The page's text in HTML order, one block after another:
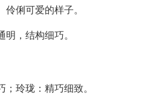
俐可爱的样子。
，结构细巧。
玲珑：精巧细致。